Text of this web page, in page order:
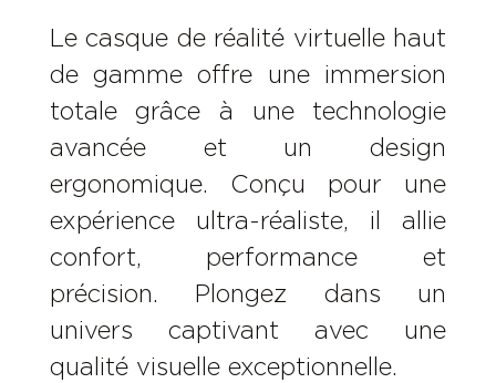
Le casque de réalité virtuelle haut
de gamme offre une immersion
totale grâce à une technologie
avancée et un design
ergonomique. Conçu pour une
expérience ultra-réaliste, il allie
confort, performance et
précision. Plongez dans un
univers captivant avec une
qualité visuelle exceptionnelle.